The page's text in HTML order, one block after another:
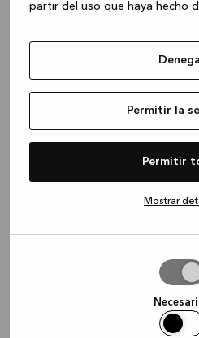
partir del uso que haya hecho
Permitir la
Permitir
Mostrar
Application error: a client-side
loadingwww.kvik.es (see the